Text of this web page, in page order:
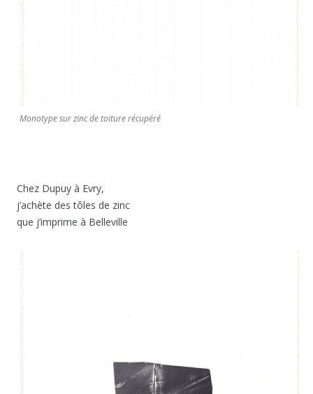
Monotype sur zinc de toiture récupéré
Chez Dupuy à Evry,
j’achète des tôles de zinc
que j’imprime à Belleville